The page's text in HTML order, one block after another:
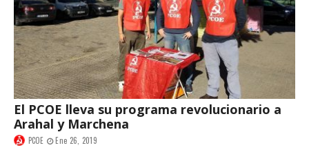
El PCOE lleva su programa revolucionario a
Arahal y Marchena
PCOE Ene 26, 2019